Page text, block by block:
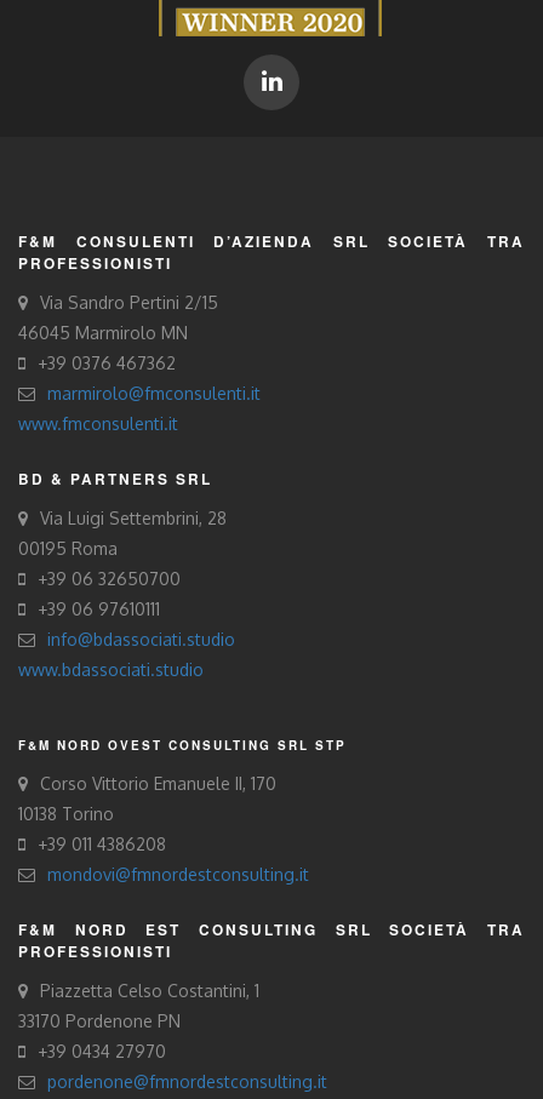
F&M CONSULENTI D’AZIENDA SRL SOCIETÀ TRA
PROFESSIONISTI
Via Sandro Pertini 2/15
46045 Marmirolo MN
+39 0376 467362
marmirolo@fmconsulenti.it
www.fmconsulenti.it
BD & PARTNERS SRL
Via Luigi Settembrini, 28
00195 Roma
+39 06 32650700
+39 06 97610111
info@bdassociati.studio
www.bdassociati.studio
F&M NORD OVEST CONSULTING SRL STP
Corso Vittorio Emanuele II, 170
10138 Torino
+39 011 4386208
mondovi@fmnordestconsulting.it
F&M NORD EST CONSULTING SRL SOCIETÀ TRA
PROFESSIONISTI
Piazzetta Celso Costantini, 1
33170 Pordenone PN
+39 0434 27970
pordenone@fmnordestconsulting.it